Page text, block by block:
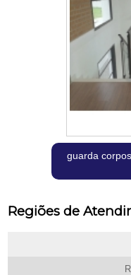
guarda
Regiões de